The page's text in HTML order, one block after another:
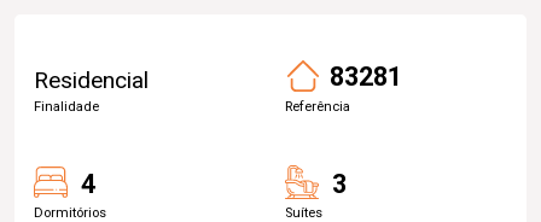
Residencial
Finalidade
83281
Referência
4
Dormitórios
3
Suítes